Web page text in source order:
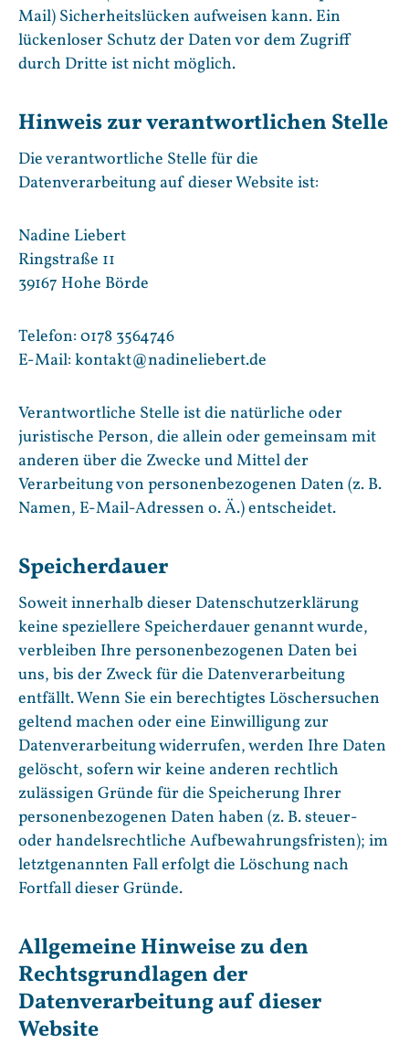
Mail) Sicherheitslücken aufweisen kann. Ein
lückenloser Schutz der Daten vor dem Zugriff
durch Dritte ist nicht möglich.
Hinweis zur verantwortlichen Stelle
Die verantwortliche Stelle für die
Datenverarbeitung auf dieser Website ist:
Nadine Liebert
Ringstraße 11
39167 Hohe Börde
Telefon: 0178 3564746
E-Mail: kontakt@nadineliebert.de
Verantwortliche Stelle ist die natürliche oder
juristische Person, die allein oder gemeinsam mit
anderen über die Zwecke und Mittel der
Verarbeitung von personenbezogenen Daten (z. B.
Namen, E-Mail-Adressen o. Ä.) entscheidet.
Speicherdauer
Soweit innerhalb dieser Datenschutzerklärung
keine speziellere Speicherdauer genannt wurde,
verbleiben Ihre personenbezogenen Daten bei
uns, bis der Zweck für die Datenverarbeitung
entfällt. Wenn Sie ein berechtigtes Löschersuchen
geltend machen oder eine Einwilligung zur
Datenverarbeitung widerrufen, werden Ihre Daten
gelöscht, sofern wir keine anderen rechtlich
zulässigen Gründe für die Speicherung Ihrer
personenbezogenen Daten haben (z. B. steuer-
oder handelsrechtliche Aufbewahrungsfristen); im
letztgenannten Fall erfolgt die Löschung nach
Fortfall dieser Gründe.
Allgemeine Hinweise zu den
Rechtsgrundlagen der
Datenverarbeitung auf dieser
Website